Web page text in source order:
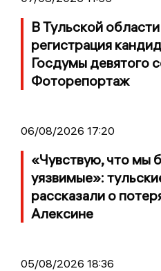
В Тульской
регистрация
Госдумы девятого
Фоторепортаж
06/08/2026 17:20
«Чувствую, что мы
уязвимые»:
рассказали о
Алексине
05/08/2026 18:36